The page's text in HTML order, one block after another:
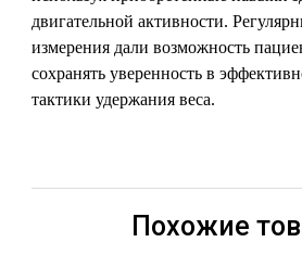
двигательной активности.
измерения дали возможность
сохранять уверенность в
тактики удержания веса.
Похожие